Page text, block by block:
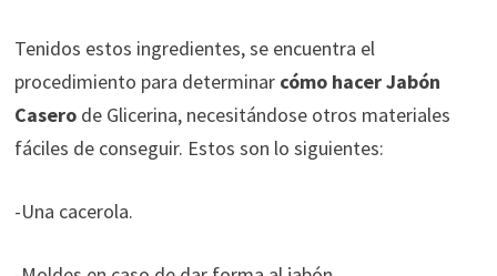
Tenidos estos ingredientes, se encuentra el
procedimiento para determinar cómo hacer Jabón
Casero de Glicerina, necesitándose otros materiales
fáciles de conseguir. Estos son lo siguientes:
-Una cacerola.